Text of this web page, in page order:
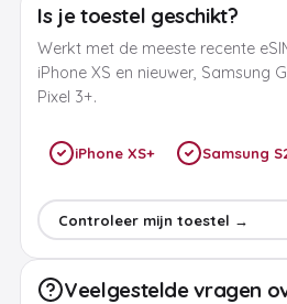
Is je toestel geschikt?
Werkt met de meeste recente
iPhone XS en nieuwer, Samsung
Pixel 3+.
iPhone XS+ Samsung
Controleer mijn toestel →
Veelgestelde vragen